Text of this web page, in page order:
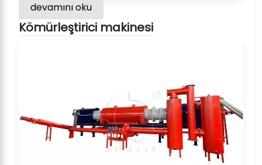
devamını oku
Kömürleştirici makinesi